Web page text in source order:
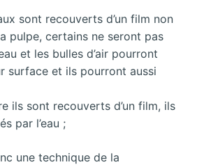
sont recouverts d’un film non
pulpe, certains ne seront pas
et les bulles d’air pourront
surface et ils pourront aussi
ils sont recouverts d’un film, ils
par l’eau ;
une technique de la